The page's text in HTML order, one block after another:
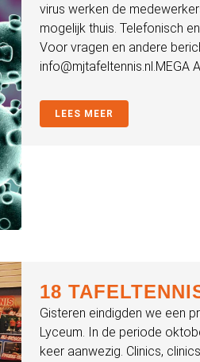
virus werken de
mogelijk thuis. Telefonisch
Voor vragen en andere
info@mjtafeltennis.nl.MEGA
LEES MEER
18
Gisteren eindigden we een
Lyceum. In de periode
keer aanwezig. Clinics,